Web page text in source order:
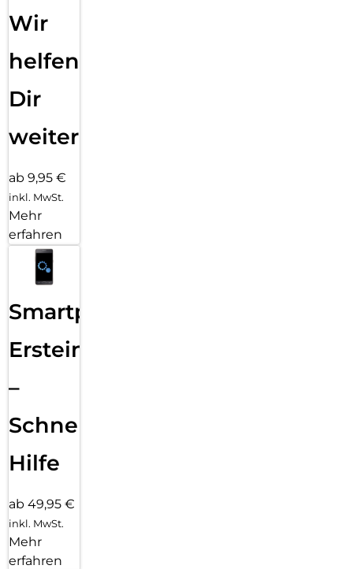
Wir
helfen
Dir
weiter
ab 9,95 €
inkl. MwSt.
Mehr
erfahren
Smartphone
Ersteinrichtung
–
Schnelle
Hilfe
ab 49,95 €
inkl. MwSt.
Mehr
erfahren